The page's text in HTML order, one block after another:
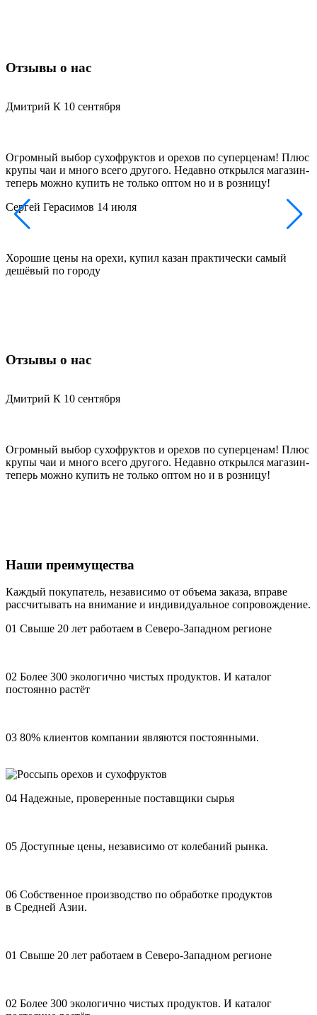
Отзывы о нас
Дмитрий К 10 сентября
Огромный выбор сухофруктов и орехов по суперценам! Плюс
крупы чаи и много всего другого. Недавно открылся магазин-
теперь можно купить не только оптом но и в розницу!
Сергей Герасимов 14 июля
Хорошие цены на орехи, купил казан практически самый
дешёвый по городу
Отзывы о нас
Дмитрий К 10 сентября
Огромный выбор сухофруктов и орехов по суперценам! Плюс
крупы чаи и много всего другого. Недавно открылся магазин-
теперь можно купить не только оптом но и в розницу!
Наши преимущества
Каждый покупатель, независимо от объема заказа, вправе
рассчитывать на внимание и индивидуальное сопровождение.
01 Свыше 20 лет работаем в Северо-Западном регионе
02 Более 300 экологично чистых продуктов. И каталог
постоянно растёт
03 80% клиентов компании являются постоянными.
04 Надежные, проверенные поставщики сырья
05 Доступные цены, независимо от колебаний рынка.
06 Собственное производство по обработке продуктов
в Средней Азии.
01 Свыше 20 лет работаем в Северо-Западном регионе
02 Более 300 экологично чистых продуктов. И каталог